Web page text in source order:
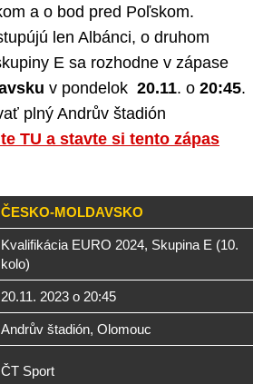
a o bod pred Poľskom.
len Albánci, o druhom
E sa rozhodne v zápase
v pondelok 20.11. o 20:45.
plný Andrův štadión
TU a stavte si tento zápas
ČESKO-MOLDAVSKO
Kvalifikácia EURO 2024, Skupina E (10.
kolo)
20.11. 2023 o 20:45
Andrův štadión, Olomouc
ČT Sport